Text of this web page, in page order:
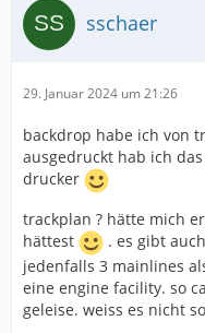
sschaer
29. Januar 2024 um 21:26
backdrop habe ich von
ausgedruckt hab ich
drucker
trackplan ? hätte mich
hättest
. es gibt
jedenfalls 3 mainlines
eine engine facility. so
geleise. weiss es nicht